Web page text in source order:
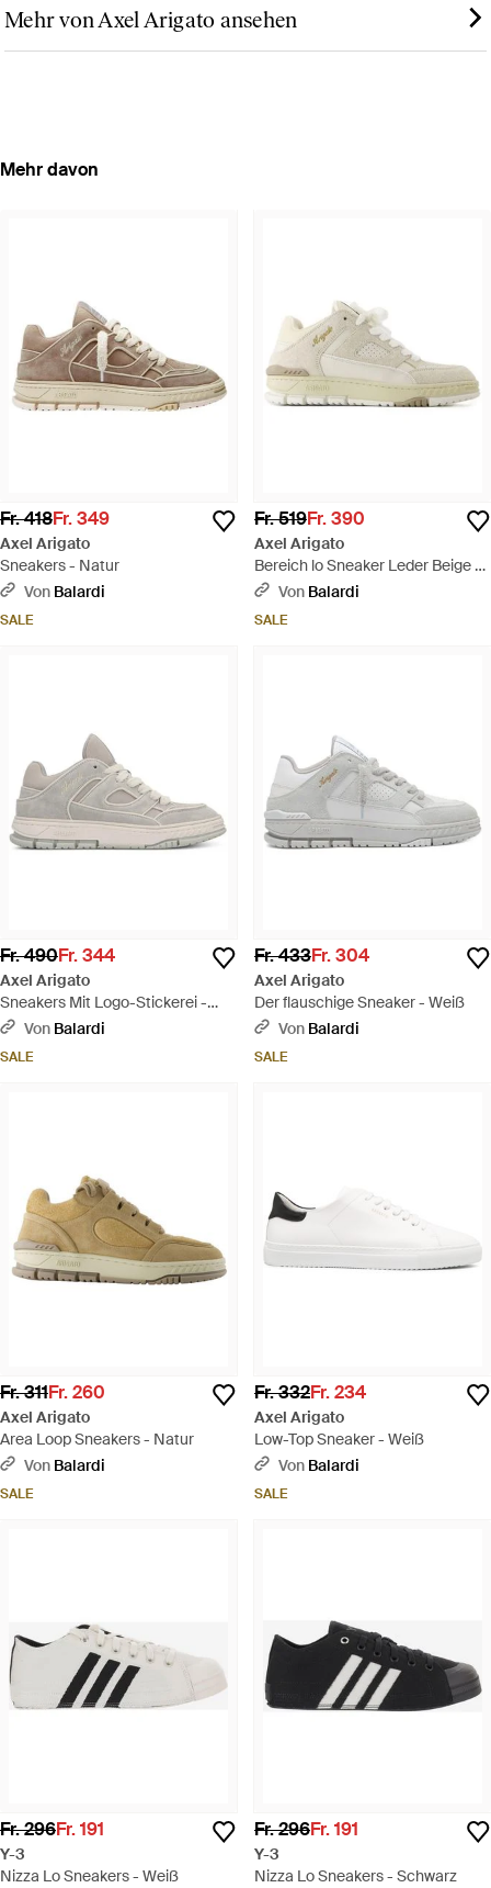
Mehr von Axel Arigato ansehen
Mehr davon
Fr. 418Fr. 349
Axel Arigato
Sneakers - Natur
Von Balardi
SALE
Fr. 519Fr. 390
Axel Arigato
Bereich lo Sneaker Leder Beige -
WeißVon Balardi
SALE
Fr. 490Fr. 344
Axel Arigato
Sneakers Mit Logo-Stickerei -
WeißVon Balardi
SALE
Fr. 433Fr. 304
Axel Arigato
Der flauschige Sneaker - Weiß
Von Balardi
SALE
Fr. 311Fr. 260
Axel Arigato
Area Loop Sneakers - Natur
Von Balardi
SALE
Fr. 332Fr. 234
Axel Arigato
Low-Top Sneaker - Weiß
Von Balardi
SALE
Fr. 296Fr. 191
Y-3
Nizza Lo Sneakers - Weiß
Fr. 296Fr. 191
Y-3
Nizza Lo Sneakers - Schwarz